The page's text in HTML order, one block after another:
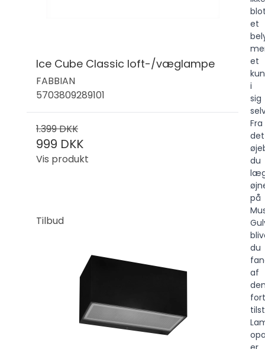
Ice Cube Classic loft-/væglampe
FABBIAN
5703809289101
1.399 DKK
999 DKK
Vis produkt
Tilbud
et
et
i
sig
Fra
det
du
på
du
af